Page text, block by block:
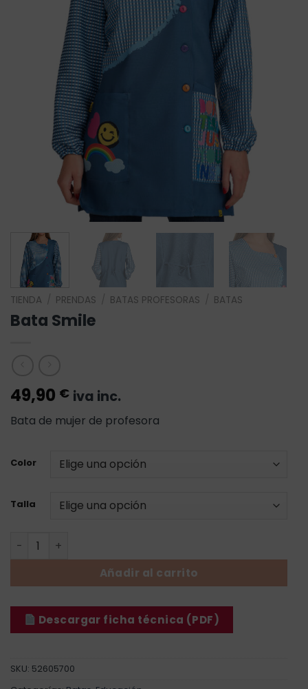
TIENDA PRENDAS BATAS PROFESORAS BATAS
Bata Smile
49,90 € iva inc.
Bata de mujer de profesora
Color
Talla
Bata Smile cantidad
Añadir al carrito
Descargar ficha técnica (PDF)
SKU: 52605700